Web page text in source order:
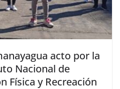
acto por la
Nacional de
Física y Recreación